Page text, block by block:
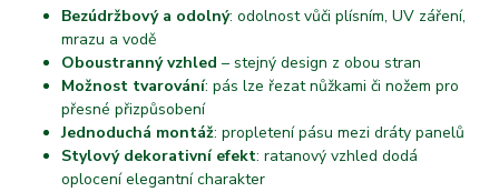
Bezúdržbový a odolný: odolnost vůči plísním, UV záření,
mrazu a vodě
Oboustranný vzhled – stejný design z obou stran
Možnost tvarování: pás lze řezat nůžkami či nožem pro
přesné přizpůsobení
Jednoduchá montáž: propletení pásu mezi dráty panelů
Stylový dekorativní efekt: ratanový vzhled dodá
oplocení elegantní charakter